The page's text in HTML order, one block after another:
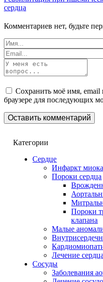
сердца
Комментариев нет, будьте
Сохранить моё имя, email
браузере для последующих
Категории
Сердце
Инфаркт
Пороки сердца
Пороки
клапана
Малые
Лечение сердца
Сосуды
Заболевания